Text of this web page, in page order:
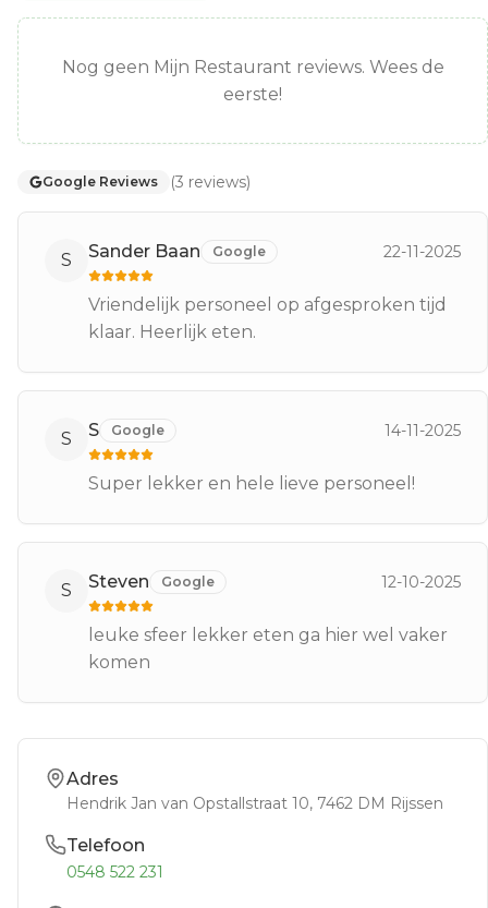
Nog geen Mijn Restaurant reviews. Wees de
eerste!
Google Reviews (3 reviews)
S Sander Baan Google 22-11-2025
Vriendelijk personeel op afgesproken tijd
klaar. Heerlijk eten.
S S Google 14-11-2025
Super lekker en hele lieve personeel!
S Steven Google 12-10-2025
leuke sfeer lekker eten ga hier wel vaker
komen
Adres
Hendrik Jan van Opstallstraat 10, 7462 DM Rijssen
Telefoon
0548 522 231